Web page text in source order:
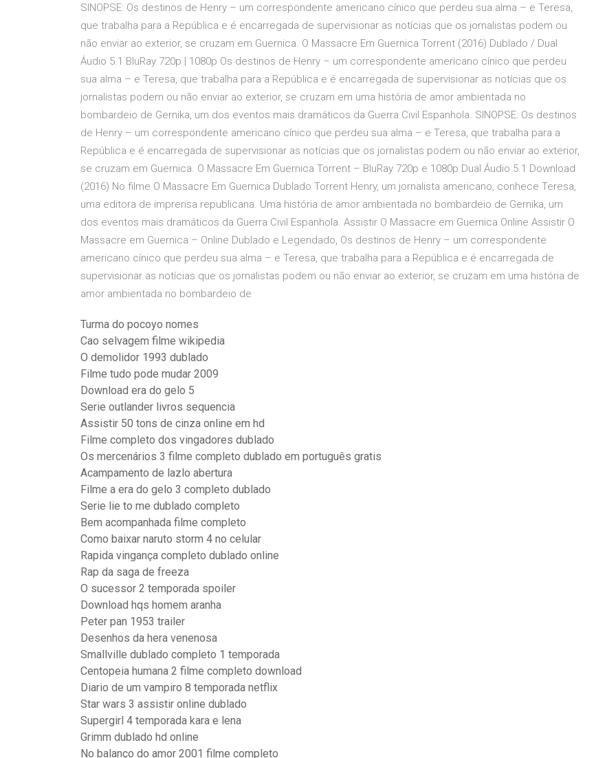
SINOPSE: Os destinos de Henry – um correspondente americano cínico que perdeu sua alma – e Teresa,
que trabalha para a República e é encarregada de supervisionar as notícias que os jornalistas podem ou
não enviar ao exterior, se cruzam em Guernica. O Massacre Em Guernica Torrent (2016) Dublado / Dual
Áudio 5.1 BluRay 720p | 1080p Os destinos de Henry – um correspondente americano cínico que perdeu
sua alma – e Teresa, que trabalha para a República e é encarregada de supervisionar as notícias que os
jornalistas podem ou não enviar ao exterior, se cruzam em uma história de amor ambientada no
bombardeio de Gernika, um dos eventos mais dramáticos da Guerra Civil Espanhola. SINOPSE: Os destinos
de Henry – um correspondente americano cínico que perdeu sua alma – e Teresa, que trabalha para a
República e é encarregada de supervisionar as notícias que os jornalistas podem ou não enviar ao exterior,
se cruzam em Guernica. O Massacre Em Guernica Torrent – BluRay 720p e 1080p Dual Áudio 5.1 Download
(2016) No filme O Massacre Em Guernica Dublado Torrent Henry, um jornalista americano, conhece Teresa,
uma editora de imprensa republicana. Uma história de amor ambientada no bombardeio de Gernika, um
dos eventos mais dramáticos da Guerra Civil Espanhola. Assistir O Massacre em Guernica Online Assistir O
Massacre em Guernica – Online Dublado e Legendado, Os destinos de Henry – um correspondente
americano cínico que perdeu sua alma – e Teresa, que trabalha para a República e é encarregada de
supervisionar as notícias que os jornalistas podem ou não enviar ao exterior, se cruzam em uma história de
amor ambientada no bombardeio de
Turma do pocoyo nomes
Cao selvagem filme wikipedia
O demolidor 1993 dublado
Filme tudo pode mudar 2009
Download era do gelo 5
Serie outlander livros sequencia
Assistir 50 tons de cinza online em hd
Filme completo dos vingadores dublado
Os mercenários 3 filme completo dublado em português gratis
Acampamento de lazlo abertura
Filme a era do gelo 3 completo dublado
Serie lie to me dublado completo
Bem acompanhada filme completo
Como baixar naruto storm 4 no celular
Rapida vingança completo dublado online
Rap da saga de freeza
O sucessor 2 temporada spoiler
Download hqs homem aranha
Peter pan 1953 trailer
Desenhos da hera venenosa
Smallville dublado completo 1 temporada
Centopeia humana 2 filme completo download
Diario de um vampiro 8 temporada netflix
Star wars 3 assistir online dublado
Supergirl 4 temporada kara e lena
Grimm dublado hd online
No balanço do amor 2001 filme completo